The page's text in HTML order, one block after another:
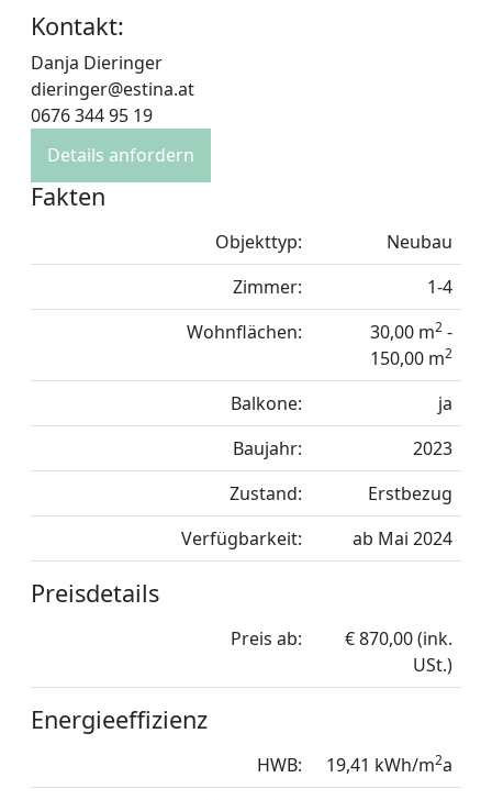
Kontakt:
Danja Dieringer
dieringer@estina.at
0676 344 95 19
Details anfordern
Fakten
Objekttyp:
Neubau
Zimmer:
1-4
Wohnflächen:
30,00 m2 -
150,00 m2
Balkone:
ja
Baujahr:
2023
Zustand:
Erstbezug
Verfügbarkeit:
ab Mai 2024
Preisdetails
Preis ab:
€ 870,00 (ink.
USt.)
Energieeffizienz
HWB: 19,41 kWh/m2a